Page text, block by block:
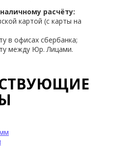
расчёту:
картой (с карты на
в офисах сбербанка;
между Юр. Лицами.